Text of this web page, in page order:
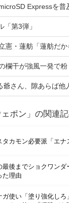
Expressを普
「第3弾」
舫だから叩いていい、との報道に
で粉々に 鉄筋ゼロ 当局「接着剤で
ん、隙あらば他人の
[ドラえもんが16人発
ェポン」の関連
タカモン必要派「エナ
最後までショクワンダ
た理由
ガ使い「塗り強化し